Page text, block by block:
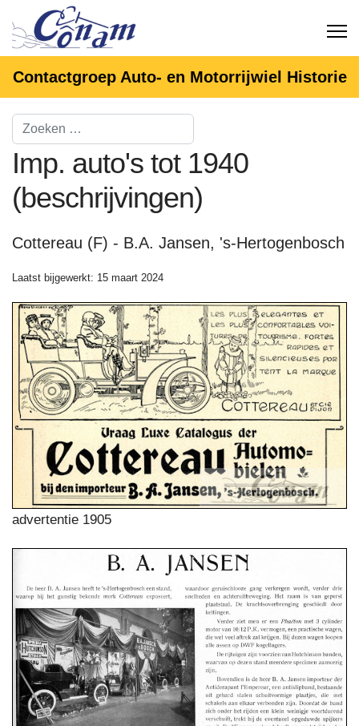
Contactgroep Auto- en Motorrijwiel Historie
Imp. auto's tot 1940
(beschrijvingen)
Cottereau (F) - B.A. Jansen, 's-Hertogenbosch
Laatst bijgewerkt: 15 maart 2024
advertentie 1905